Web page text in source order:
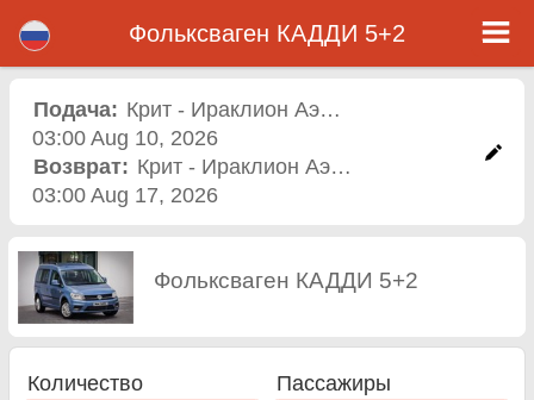
Крит - Ираклион Аэропорт. Полная страховка (без депозит), неограниченный пробег, бесплатные детские сиденья,
бесплатные дополнительных водителей, низкая цена аренды автомобиля гарантируется.
Фольксваген КАДДИ 5+2
Подача: Крит - Ираклион Аэропорт
03:00 Aug 10, 2026
Возврат:
Крит - Ираклион Аэропорт
Аэропорт
03:00 Aug 17, 2026
Фольксваген КАДДИ 5+2
Количество
Пассажиры